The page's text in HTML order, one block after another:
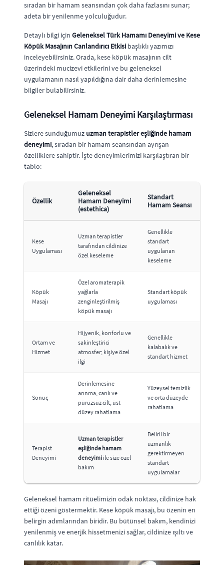
sıradan bir hamam seansından çok daha fazlasını sunar;
adeta bir yenilenme yolculuğudur.
Detaylı bilgi için Geleneksel Türk Hamamı Deneyimi ve Kese
Köpük Masajının Canlandırıcı Etkisi başlıklı yazımızı
inceleyebilirsiniz. Orada, kese köpük masajının cilt
üzerindeki mucizevi etkilerini ve bu geleneksel
uygulamanın nasıl yapıldığına dair daha derinlemesine
bilgiler bulabilirsiniz.
Geleneksel Hamam Deneyimi Karşılaştırması
Sizlere sunduğumuz uzman terapistler eşliğinde hamam
deneyimi, sıradan bir hamam seansından ayrışan
özelliklere sahiptir. İşte deneyimlerimizi karşılaştıran bir
tablo:
Özellik
Geleneksel
Hamam Deneyimi
(estethica)
Standart
Hamam Seansı
Kese
Uygulaması
Uzman terapistler
tarafından cildinize
özel keseleme
Genellikle
standart
uygulanan
keseleme
Köpük
Masajı
Özel aromaterapik
yağlarla
zenginleştirilmiş
köpük masajı
Standart köpük
uygulaması
Ortam ve
Hizmet
Hijyenik, konforlu ve
sakinleştirici
atmosfer; kişiye özel
ilgi
Genellikle
kalabalık ve
standart hizmet
Sonuç
Derinlemesine
arınma, canlı ve
pürüzsüz cilt, üst
düzey rahatlama
Yüzeysel temizlik
ve orta düzeyde
rahatlama
Terapist
Deneyimi
Uzman terapistler
eşliğinde hamam
deneyimi ile size özel
bakım
Belirli bir
uzmanlık
gerektirmeyen
standart
uygulamalar
Geleneksel hamam ritüelimizin odak noktası, cildinize hak
ettiği özeni göstermektir. Kese köpük masajı, bu özenin en
belirgin adımlarından biridir. Bu bütünsel bakım, kendinizi
yenilenmiş ve enerjik hissetmenizi sağlar, cildinize ışıltı ve
canlılık katar.